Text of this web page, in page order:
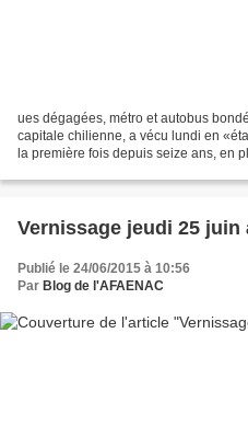
ues dégagées, métro et autobus
capitale chilienne, a vécu lundi en
la première fois depuis seize ans, en
Vernissage jeudi 25 juin
Publié le 24/06/2015 à 10:56
Par Blog de l'AFAENAC